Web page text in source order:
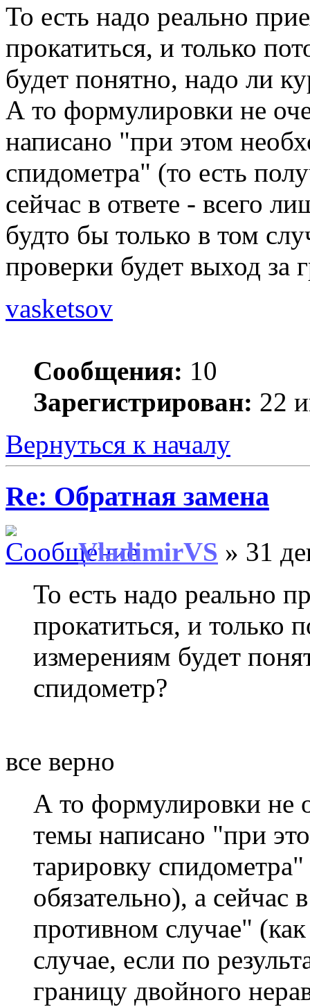
То есть надо реально
прокатиться, и только
будет понятно, надо ли
А то формулировки не
написано "при этом
спидометра" (то есть
сейчас в ответе - всего
будто бы только в том
проверки будет выход за
vasketsov
Сообщения: 10
Зарегистрирован: 22
Вернуться к началу
Re: Обратная замена
VladimirVS » 31
То есть надо реально
прокатиться, и только
измерениям будет
спидометр?
все верно
А то формулировки не
темы написано "при
тарировку спидометра"
обязательно), а сейчас
противном случае"
случае, если по
границу двойного